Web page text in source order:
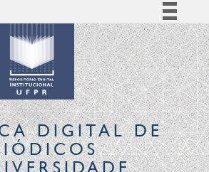
Simplifique!
Comunica BR
Participe
Acesso à informação
Legislação
Canais
DIGITALDE